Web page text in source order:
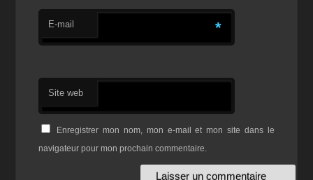
E-mail *
Site web
Enregistrer mon nom, mon e-mail et mon site dans le
navigateur pour mon prochain commentaire.